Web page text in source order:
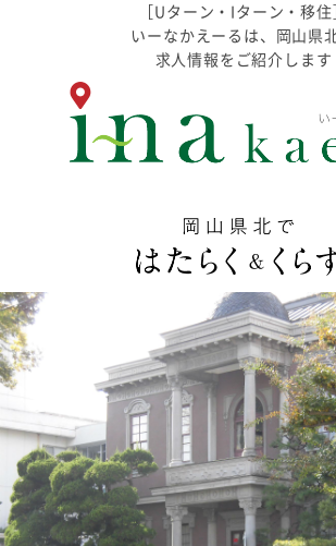
［Uターン・Iターン・移住
いーなかえーるは、岡山県
求人情報をご紹介します